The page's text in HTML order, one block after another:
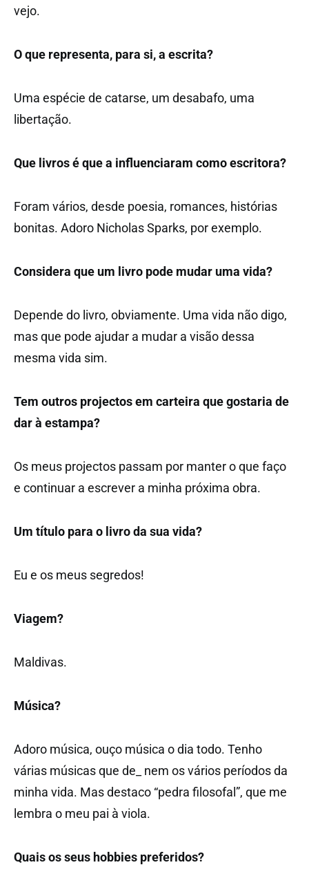
vejo.
O que representa, para si, a escrita?
Uma espécie de catarse, um desabafo, uma
libertação.
Que livros é que a influenciaram como escritora?
Foram vários, desde poesia, romances, histórias
bonitas. Adoro Nicholas Sparks, por exemplo.
Considera que um livro pode mudar uma vida?
Depende do livro, obviamente. Uma vida não digo,
mas que pode ajudar a mudar a visão dessa
mesma vida sim.
Tem outros projectos em carteira que gostaria de
dar à estampa?
Os meus projectos passam por manter o que faço
e continuar a escrever a minha próxima obra.
Um título para o livro da sua vida?
Eu e os meus segredos!
Viagem?
Maldivas.
Música?
Adoro música, ouço música o dia todo. Tenho
várias músicas que de_ nem os vários períodos da
minha vida. Mas destaco “pedra filosofal”, que me
lembra o meu pai à viola.
Quais os seus hobbies preferidos?